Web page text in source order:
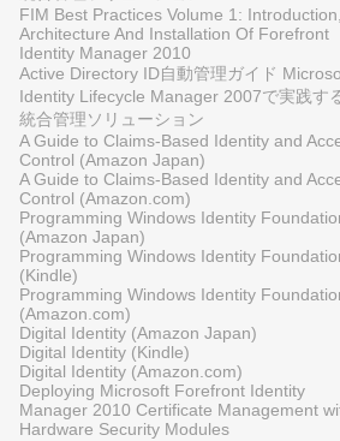
FIM Best Practices Volume 1: Introduction,
Architecture And Installation Of Forefront
Identity Manager 2010
Active Directory ID自動管理ガイド
Identity Lifecycle Manager 2007で実践す
統合管理ソリューション
A Guide to Claims-Based Identity and
Control (Amazon Japan)
A Guide to Claims-Based Identity and
Control (Amazon.com)
Programming Windows Identity
(Amazon Japan)
Programming Windows Identity
(Kindle)
Programming Windows Identity
(Amazon.com)
Digital Identity (Amazon Japan)
Digital Identity (Kindle)
Digital Identity (Amazon.com)
Deploying Microsoft Forefront Identity
Manager 2010 Certificate Management
Hardware Security Modules